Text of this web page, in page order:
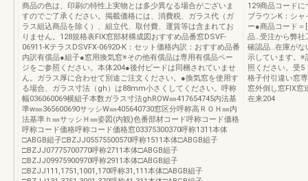
商品の色は、印刷の特性上実物とは多少異なる場合がございま
すのでご了承ください。掲載価格には、消費税、ガラス代（ガ
ラス組込商品を除く）、組立代、取付費、運賃等は含まれてお
りません。128規格表FIX窓部材構成図おすすめ品番窓DSVF-
06911-KテラスDSVFX-06920-K：セット価格内訳：おすすめ品番
内訳有償品●組子●窓用換気窓※その他有償品は専用有償品ペー
ジをご参照ください。本体204●後付ビードは同梱されていませ
ん。ガラス厚に合わせて別途ご注文ください。●換気窓を使用す
る場合、ガラス寸法（gh）は88mm小さくしてください。呼称
幅036060069横組子本数ガラス寸法ghROW㎜417654745内法基
準w㎜365600690サッシW㎜405640730窓区分呼称高ＲＯＨ㎜内
法基準ｈ㎜サッシＨ㎜姿図(内観)色番部材コード呼称コード価格
呼称コード価格呼称コード価格窓03375300370呼称1311本体
□ABGB組子□BZJJ05575500570呼称1511本体□ABGB組子
□BZJJ07775700770呼称2711本体□ABGB組子
□BZJJ09975900970呼称2911本体□ABGB組子
□BZJJ111,1751,1001,170呼称31,111本体□ABGB組子
129商品コード
ブラウンK：シ
ー●商品コード＝
品…受注から弊社
確認品…在庫がな
示しています。※
照ください。受5
格子付引違い窓
窓外倒し窓FIX窓
在来204